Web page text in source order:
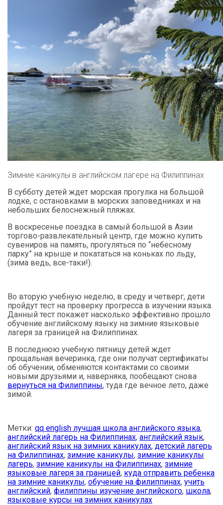
Зимние каникулы в английском лагере на Филиппинах
В субботу детей ждет морская прогулка на большой
лодке, с остановками в морских заповедниках и на
небольших белоснежный пляжах.
В воскресенье поездка в самый большой в Азии
торгово-развлекательный центр, где можно купить
сувениров на память, прогуляться по “небесному
парку” на крыше и покататься на коньках по льду,
(зима ведь, все-таки!).
Во вторую учебную неделю, в среду и четверг, дети
пройдут тест на проверку прогресса в изучении языка.
Данный тест покажет насколько эффективно прошло
обучение английскому языку на зимние языковые
лагеря за границей на Филиппинах.
В последнюю учебную пятницу детей ждет
прощальная вечеринка, где они получат сертификаты
об обучении, обменяются контактами со своими
новыми друзьями и, наверняка, пообещают снова
вернуться на Филиппины, туда где вечное лето, даже
зимой.
Метки: qq english лучшая школа английского языка,
английский лагерь на Филиппинах, английский язык,
английский язык на зимних каникулах, детский лагерь
на Филиппинах, зимние каникулы, зимние каникулы
лагерь, зимние каникулы на Филиппинах, зимние
языковые лагеря за границей, куда отправить ребенка
на зимние каникулы, обучение на филиппинах, учить
английский, филиппины изучение английского, школа,
языковые курсы на зимних каникулах